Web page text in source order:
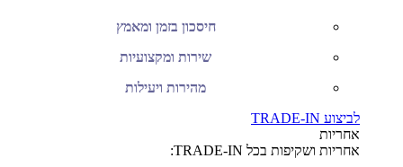
חיסכון בזמן ומאמץ
שירות ומקצועיות
מהירות ויעילות
לביצוע TRADE-IN
אחריות
אחריות ושקיפות בכל TRADE-IN: